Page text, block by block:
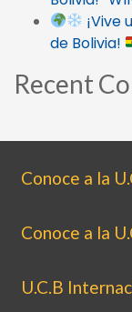
¡Vive
de Bolivia!
Recent
Conoce a la
Conoce a la
U.C.B